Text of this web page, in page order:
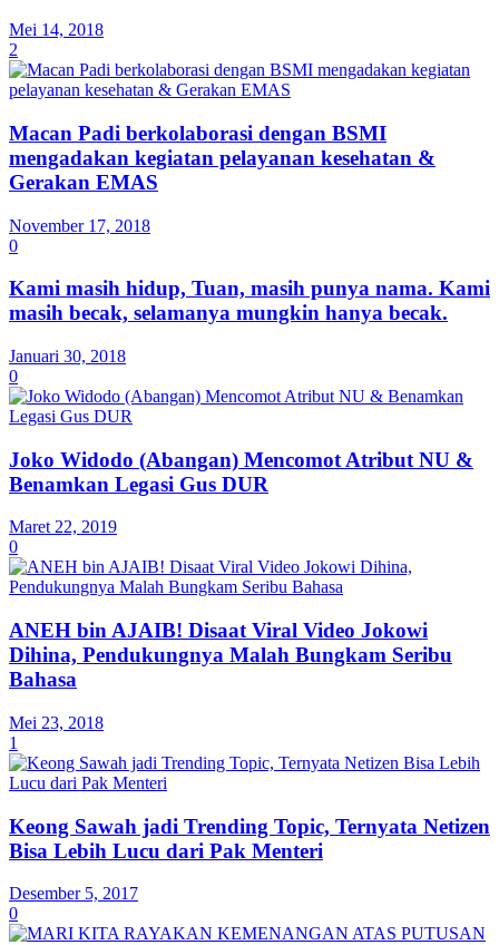
Mei 14, 2018
2
Macan Padi berkolaborasi dengan BSMI
mengadakan kegiatan pelayanan kesehatan &
Gerakan EMAS
November 17, 2018
0
Kami masih hidup, Tuan, masih punya nama. Kami
masih becak, selamanya mungkin hanya becak.
Januari 30, 2018
0
Joko Widodo (Abangan) Mencomot Atribut NU &
Benamkan Legasi Gus DUR
Maret 22, 2019
0
ANEH bin AJAIB! Disaat Viral Video Jokowi
Dihina, Pendukungnya Malah Bungkam Seribu
Bahasa
Mei 23, 2018
1
Keong Sawah jadi Trending Topic, Ternyata Netizen
Bisa Lebih Lucu dari Pak Menteri
Desember 5, 2017
0